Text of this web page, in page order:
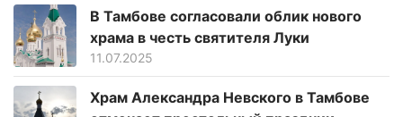
В Тамбове согласовали облик нового
храма в честь святителя Луки
11.07.2025
Храм Александра Невского в Тамбове